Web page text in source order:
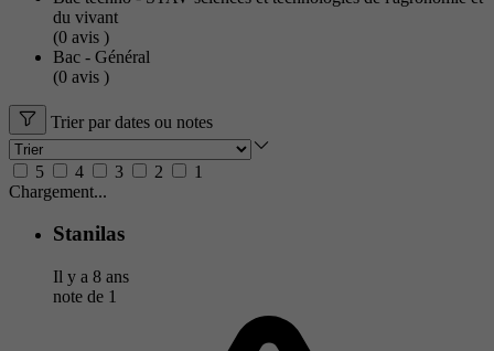
du vivant
(0 avis )
Bac - Général
(0 avis )
Trier par dates ou notes
5 4 3 2
1
Chargement...
Stanilas
Il y a 8 ans
note de 1